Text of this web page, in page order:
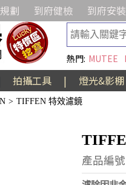
劃 到府健檢 到府安裝
熱門: MUTEE
拍攝工具 | 燈光&影棚
> TIFFEN 特效濾鏡
產品編